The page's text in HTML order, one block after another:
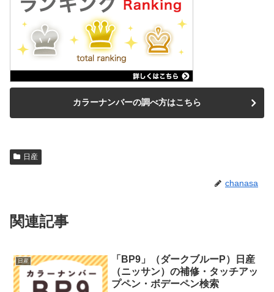
カラーナンバーの調べ方はこちら
日産
chanasa
関連記事
日産
「BP9」（ダークブルーP）日産
（ニッサン）の補修・タッチアッ
プペン・ボデーペン検索